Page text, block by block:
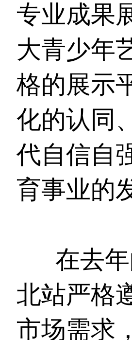
专业成果
大青少年
格的展示
化的认同
代自信自
育事业的
在去
北站严格
市场需求